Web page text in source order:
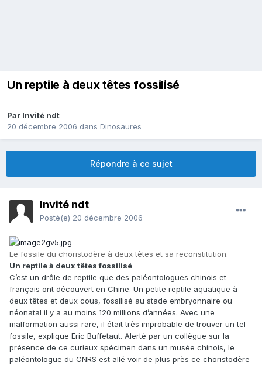
Un reptile à deux têtes fossilisé
Par Invité ndt
20 décembre 2006 dans Dinosaures
Répondre à ce sujet
Invité ndt
Posté(e) 20 décembre 2006
Le fossile du choristodère à deux têtes et sa reconstitution.
Un reptile à deux têtes fossilisé
C’est un drôle de reptile que des paléontologues chinois et
français ont découvert en Chine. Un petite reptile aquatique à
deux têtes et deux cous, fossilisé au stade embryonnaire ou
néonatal il y a au moins 120 millions d’années. Avec une
malformation aussi rare, il était très improbable de trouver un tel
fossile, explique Eric Buffetaut. Alerté par un collègue sur la
présence de ce curieux spécimen dans un musée chinois, le
paléontologue du CNRS est allé voir de plus près ce choristodère